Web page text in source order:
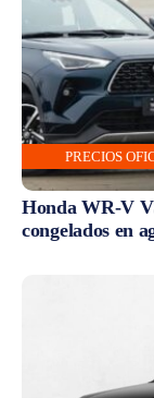
PRECIOS
Honda WR-V
congelados en